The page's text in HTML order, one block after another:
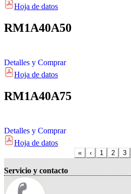
Hoja de datos
RM1A40A50
Detalles y Comprar
Hoja de datos
RM1A40A75
Detalles y Comprar
Hoja de datos
« ‹ 1 2 3
Servicio y contacto